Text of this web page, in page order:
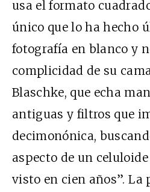
usa el formato cuadrado
único que lo ha hecho
fotografía en blanco y
complicidad de su
Blaschke, que echa
antiguas y filtros que
decimonónica,
aspecto de un
visto en cien años”. La